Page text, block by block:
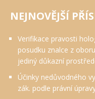
NEJNOVĚJŠÍ
Verifikace pravosti
posudku znalce z
jediný důkazní
Účinky nedůvodného
zák. podle právní